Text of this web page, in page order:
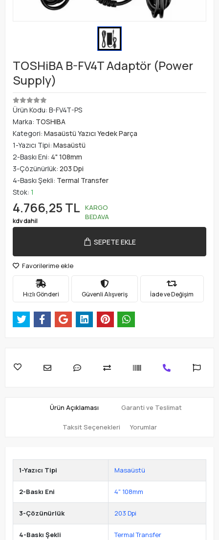
TOSHiBA B-FV4T Adaptör (Power
Supply)
Ürün Kodu: B-FV4T-PS
Marka: TOSHIBA
Kategori: Masaüstü Yazıcı Yedek Parça
1-Yazıcı Tipi: Masaüstü
2-Baskı Eni: 4" 108mm
3-Çözünürlük: 203 Dpi
4-Baskı Şekli: Termal Transfer
Stok: 1
4.766,25 TL
kdv dahil
KARGO
BEDAVA
SEPETE EKLE
Favorilerime ekle
Hızlı Gönderi Güvenli Alışveriş İade ve Değişim
Ürün Açıklaması Garanti ve Teslimat
Taksit Seçenekleri Yorumlar
1-Yazıcı Tipi Masaüstü
2-Baskı Eni 4" 108mm
3-Çözünürlük 203 Dpi
4-Baskı Şekli Termal Transfer